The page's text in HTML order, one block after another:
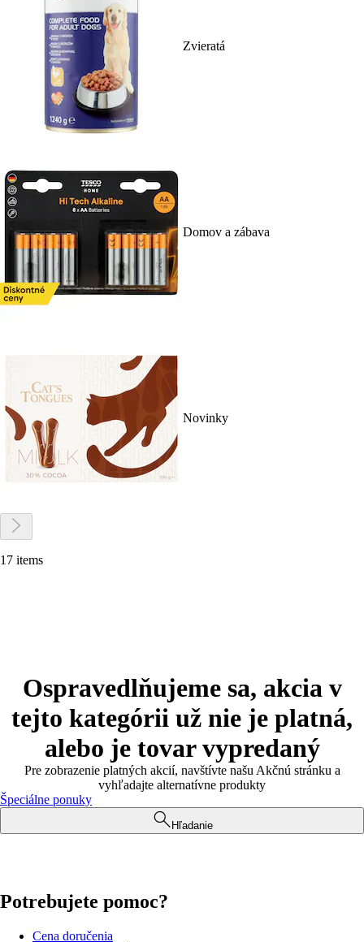
Zvieratá
Domov a zábava
Novinky
17 items
Ospravedlňujeme sa, akcia v
tejto kategórii už nie je platná,
alebo je tovar vypredaný
Pre zobrazenie platných akcií, navštívte našu Akčnú stránku a
vyhľadajte alternatívne produkty
Špeciálne ponuky
Hľadanie
Potrebujete pomoc?
Cena doručenia